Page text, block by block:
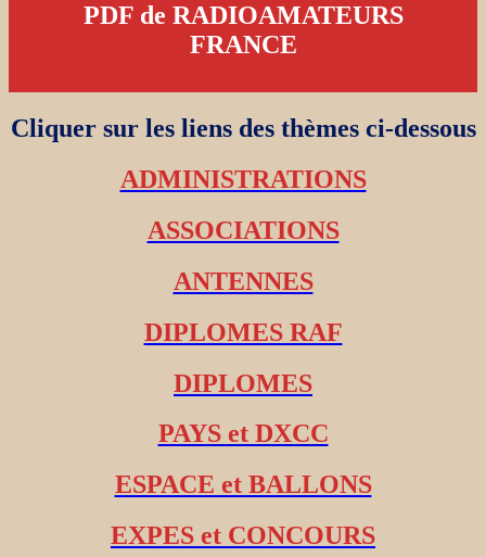
PDF de RADIOAMATEURS
FRANCE
Cliquer sur les liens des thèmes ci-dessous
ADMINISTRATIONS
ASSOCIATIONS
ANTENNES
DIPLOMES RAF
DIPLOMES
PAYS et DXCC
ESPACE et BALLONS
EXPES et CONCOURS